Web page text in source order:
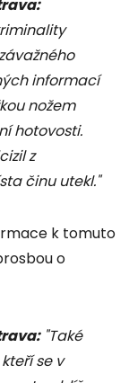
informací
nožem
hotovosti.
z
činu utekl."
k tomuto
o
"Také
se v